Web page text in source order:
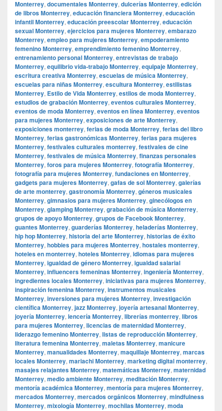
Monterrey, documentales Monterrey, dulcerías Monterrey, edición
de libros Monterrey, educación financiera Monterrey, educación
infantil Monterrey, educación preescolar Monterrey, educación
sexual Monterrey, ejercicios para mujeres Monterrey, embarazo
Monterrey, empleo para mujeres Monterrey, empoderamiento
femenino Monterrey, emprendimiento femenino Monterrey,
entrenamiento personal Monterrey, entrevistas de trabajo
Monterrey, equilibrio vida-trabajo Monterrey, equipaje Monterrey,
escritura creativa Monterrey, escuelas de música Monterrey,
escuelas para niñas Monterrey, escultura Monterrey, estilistas
Monterrey, Estilo de Vida Monterrey, estilos de moda Monterrey,
estudios de grabación Monterrey, eventos culturales Monterrey,
eventos de moda Monterrey, eventos en línea Monterrey, eventos
para mujeres Monterrey, exposiciones de arte Monterrey,
exposiciones monterrey, ferias de moda Monterrey, ferias del libro
Monterrey, ferias gastronómicas Monterrey, ferias para mujeres
Monterrey, festivales culturales monterrey, festivales de cine
Monterrey, festivales de música Monterrey, finanzas personales
Monterrey, foros para mujeres Monterrey, fotografía Monterrey,
fotografía para mujeres Monterrey, fundaciones en Monterrey,
gadgets para mujeres Monterrey, gafas de sol Monterrey, galerías
de arte monterrey, gastronomía Monterrey, géneros musicales
Monterrey, gimnasios para mujeres Monterrey, ginecólogos en
Monterrey, glamping Monterrey, grabación de música Monterrey,
grupos de apoyo Monterrey, grupos de Facebook Monterrey,
guantes Monterrey, guarderías Monterrey, heladerías Monterrey,
hip hop Monterrey, historia del arte Monterrey, historias de éxito
Monterrey, hobbies para mujeres Monterrey, hostales monterrey,
hoteles en monterrey, hoteles Monterrey, idiomas para mujeres
Monterrey, igualdad de género Monterrey, igualdad salarial
Monterrey, influencers femeninas Monterrey, ingeniería Monterrey,
ingredientes locales Monterrey, iniciativas para mujeres Monterrey,
inspiración femenina Monterrey, instrumentos musicales
Monterrey, inversiones para mujeres Monterrey, investigación
científica Monterrey, jazz Monterrey, joyería artesanal Monterrey,
joyería Monterrey, lencería Monterrey, librerías monterrey, libros
para mujeres Monterrey, licencias de maternidad Monterrey,
liderazgo femenino Monterrey, listas de reproducción Monterrey,
literatura femenina Monterrey, maletas Monterrey, manicure
Monterrey, manualidades Monterrey, maquillaje Monterrey, marcas
locales Monterrey, mariachi Monterrey, marketing digital monterrey,
masajes relajantes Monterrey, matemáticas Monterrey, maternidad
Monterrey, medio ambiente Monterrey, meditación Monterrey,
mentoría académica Monterrey, mentoría para mujeres Monterrey,
mercados Monterrey, mercados orgánicos Monterrey, mindfulness
Monterrey, mixología Monterrey, mochilas Monterrey, moda